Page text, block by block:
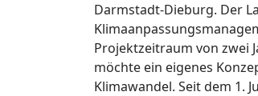
Darmstadt-Dieburg. Der
Projektzeitraum von zwei
möchte ein eigenes
Klimawandel. Seit dem 1.